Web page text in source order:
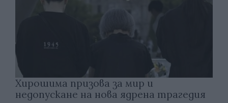
Хирошима призова за мир и
недопускане на нова ядрена трагедия